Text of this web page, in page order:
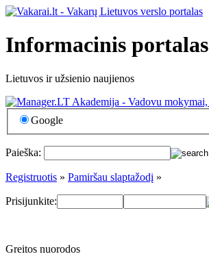
Informacinis portalas
Lietuvos ir užsienio naujienos
Google
Paieška:
Registruotis » Pamiršau slaptažodį »
Prisijunkite:
Greitos nuorodos